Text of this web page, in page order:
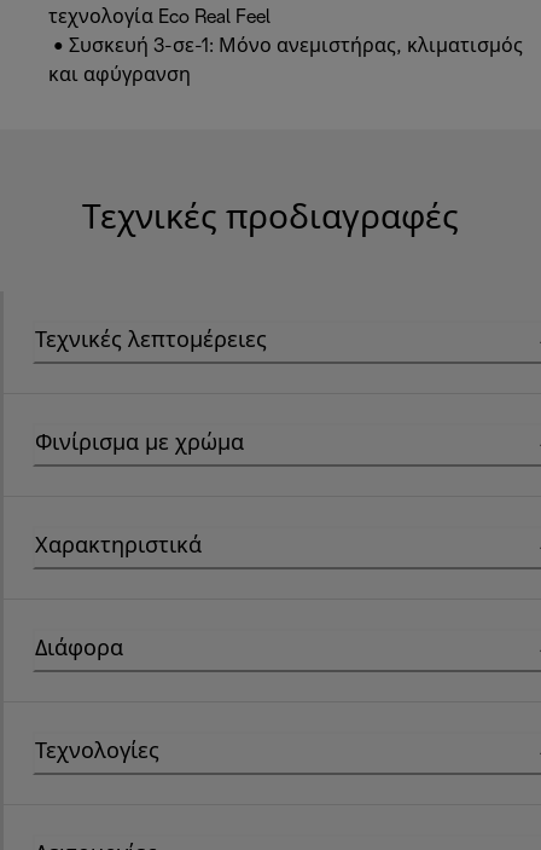
τεχνολογία Eco Real Feel
• Συσκευή 3-σε-1: Μόνο ανεμιστήρας, κλιματισμός
και αφύγρανση
Τεχνικές προδιαγραφές
Τεχνικές λεπτομέρειες
Φινίρισμα με χρώμα
Χαρακτηριστικά
Διάφορα
Τεχνολογίες